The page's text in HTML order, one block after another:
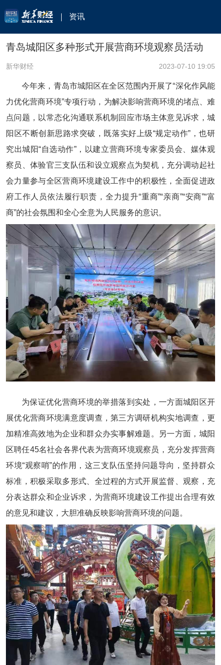
资讯
青岛城阳区多种形式开展营商环境观察员活动
新华财经 2023-07-10 19:05
今年来，青岛市城阳区在全区范围内开展了“深化作风能
力优化营商环境”专项行动，为解决影响营商环境的堵点、难
点问题，以常态化沟通联系机制回应市场主体意见诉求，城
阳区不断创新思路求突破，既落实好上级“规定动作”，也研
究出城阳“自选动作”，以建立营商环境专家委员会、媒体观
察员、体验官三支队伍和设立观察点为契机，充分调动起社
会力量参与全区营商环境建设工作中的积极性，全面促进政
府工作人员依法履行职责，全力提升“重商”“亲商”“安商”“富
商”的社会氛围和全心全意为人民服务的意识。
为保证优化营商环境的举措落到实处，一方面城阳区开
展优化营商环境满意度调查，第三方调研机构实地调查，更
加精准高效地为企业和群众办实事解难题。另一方面，城阳
区聘任45名社会各界代表为营商环境观察员，充分发挥营商
环境“观察哨”的作用，这三支队伍坚持问题导向，坚持群众
标准，积极采取多形式、全过程的方式开展监督、观察，充
分表达群众和企业诉求，为营商环境建设工作提出合理有效
的意见和建议，大胆准确反映影响营商环境的问题。